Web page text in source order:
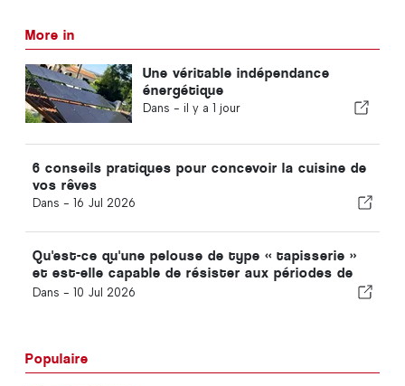
More in
Une véritable indépendance
énergétique
Dans - il y a 1 jour
6 conseils pratiques pour concevoir la cuisine de
vos rêves
Dans - 16 Jul 2026
Qu'est-ce qu'une pelouse de type « tapisserie »
et est-elle capable de résister aux périodes de
sécheresse ?
Dans - 10 Jul 2026
Populaire